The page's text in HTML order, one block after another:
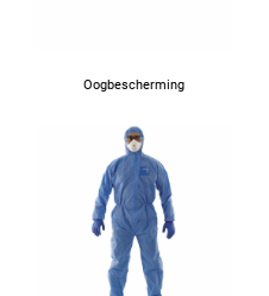
Oogbescherming